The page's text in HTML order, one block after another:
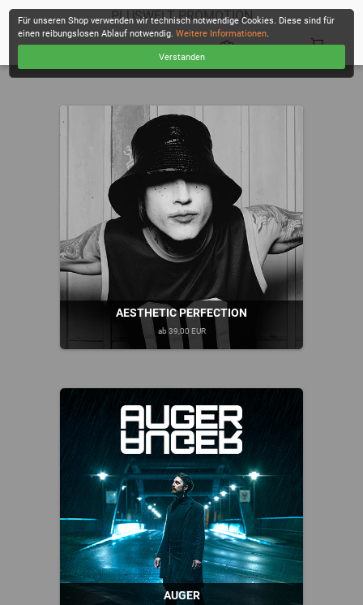
PLUSWELT PROMOTION
AESTHETIC PERFECTION
ab 39,00 EUR
AUGER
Für unseren Shop verwenden wir technisch notwendige Cookies. Diese sind für
einen reibungslosen Ablauf notwendig.Weitere Informationen.
Verstanden